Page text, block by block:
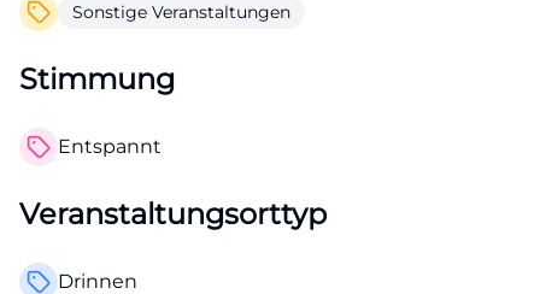
Sonstige Veranstaltungen
Stimmung
Entspannt
Veranstaltungsorttyp
Drinnen